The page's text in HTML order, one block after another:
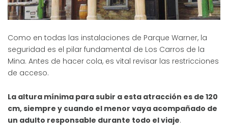
Como en todas las instalaciones de Parque Warner, la
seguridad es el pilar fundamental de Los Carros de la
Mina. Antes de hacer cola, es vital revisar las restricciones
de acceso.
La altura mínima para subir a esta atracción es de 120
cm, siempre y cuando el menor vaya acompañado de
un adulto responsable durante todo el viaje.